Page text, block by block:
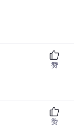
赞
赞